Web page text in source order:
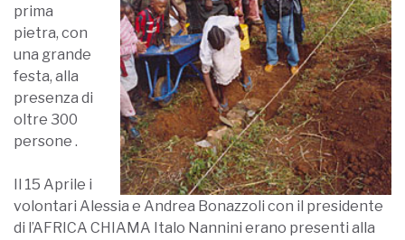
prima
pietra, con
una grande
festa, alla
presenza di
oltre 300
persone .
Il 15 Aprile i
volontari Alessia e Andrea Bonazzoli con il presidente
di l’AFRICA CHIAMA Italo Nannini erano presenti alla